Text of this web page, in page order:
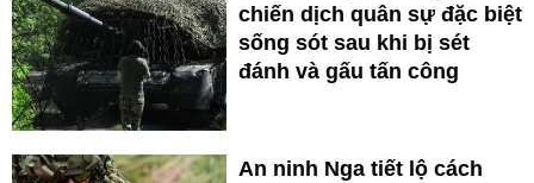
chiến dịch quân sự đặc biệt
sống sót sau khi bị sét
đánh và gấu tấn công
An ninh Nga tiết lộ cách